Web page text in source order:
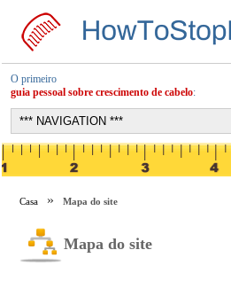
O primeiro
guia pessoal sobre crescimento de cabelo:
Casa Mapa do site
Mapa do site